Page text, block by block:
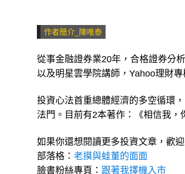
從事金融證券業20年，合格證券分
投資心法首重總體經濟的多空循環
如果你還想閱讀更多投資文章，歡
部落格：老摸與蛙董的面面